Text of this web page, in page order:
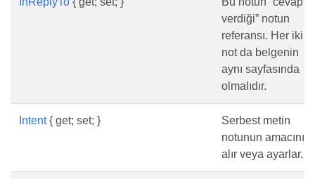
verdiği” notun
referansı. Her iki
not da belgenin
aynı sayfasında
olmalıdır.
Intent{ get; set; }
Serbest metin
notunun amacını
alır veya ayarlar.